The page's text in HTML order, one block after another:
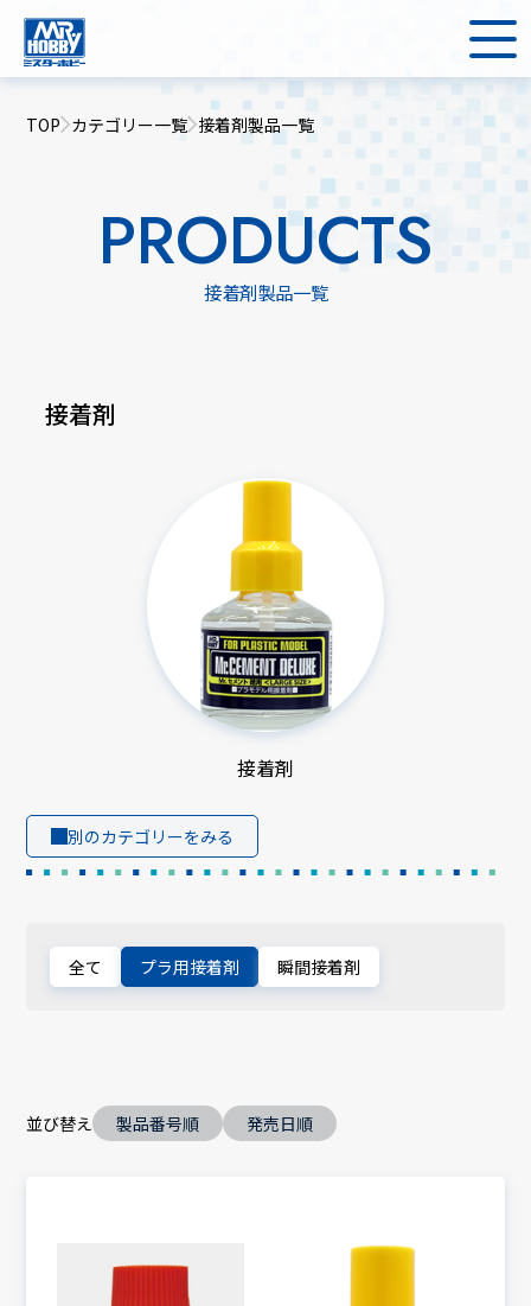
TOP カテゴリー一覧 接着剤製品一覧
PRODUCTS
接着剤製品一覧
接着剤
接着剤
別のカテゴリーをみる
全て プラ用接着剤 瞬間接着剤
並び替え 製品番号順 発売日順